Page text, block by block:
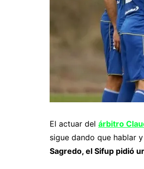
El actuar del árbitro
sigue dando que hablar
Sagredo, el Sifup pidió